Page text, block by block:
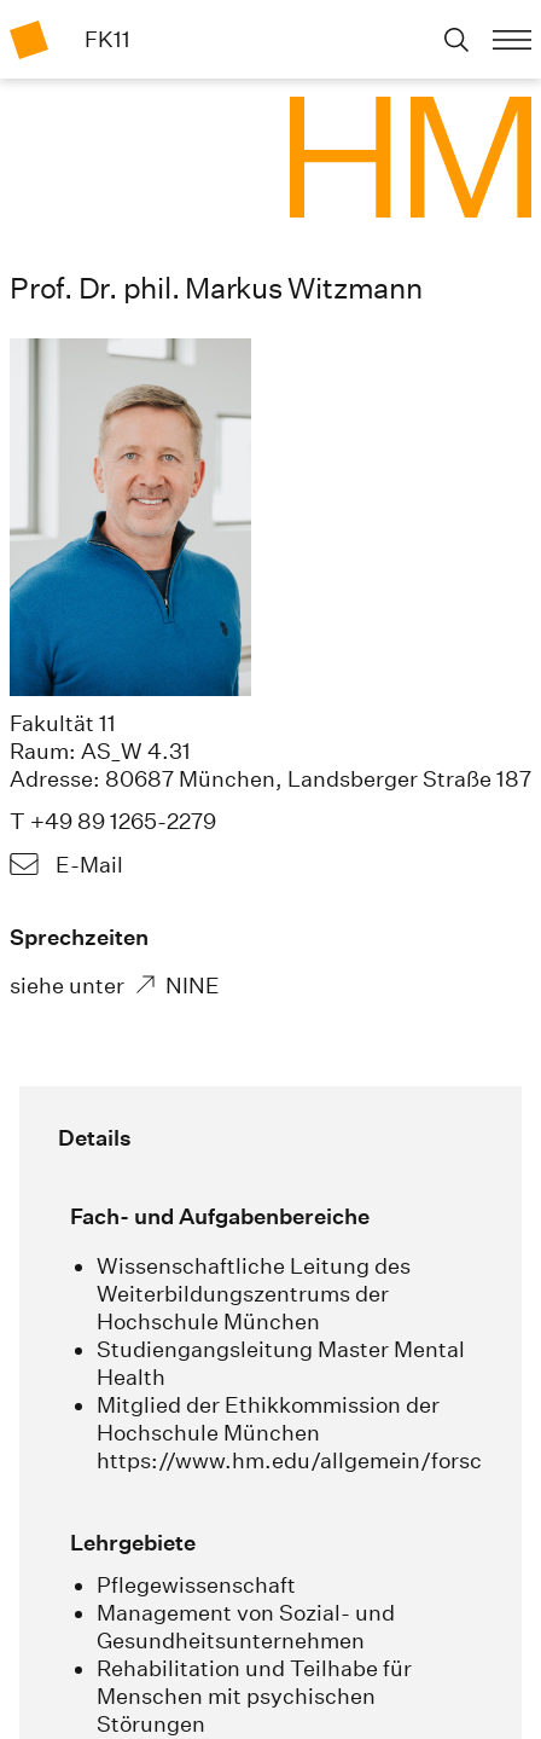
FK11
Prof. Dr. phil. Markus Witzmann
Fakultät 11
Raum: AS_W 4.31
Adresse: 80687 München, Landsberger Straße 187
T +49 89 1265-2279
E-Mail
Sprechzeiten
siehe unter
NINE
Details
Fach- und Aufgabenbereiche
Wissenschaftliche Leitung des
Weiterbildungszentrums der
Hochschule München
Studiengangsleitung Master Mental
Health
Mitglied der Ethikkommission der
Hochschule München
https://www.hm.edu/allgemein/
Lehrgebiete
Pflegewissenschaft
Management von Sozial- und
Gesundheitsunternehmen
Rehabilitation und Teilhabe für
Menschen mit psychischen
Störungen